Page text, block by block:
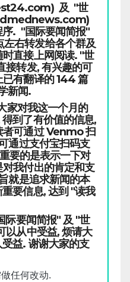
及 "世
序. "国际要闻简报"
右转发给各个群及
直接上网阅读. "世
接转发, 有兴趣的可
有翻译的 144 篇
新闻.
家对我这一个月的
到了有价值的信息,
者可通过 Venmo 扫
通过支付宝扫码支
要的是表示一下对
我付出的肯定和支
就是追求新闻的本
要信息, 达到 "读我
际要闻简报" 及 "世
以从中受益, 烦请大
益. 谢谢大家的支
任何改动.